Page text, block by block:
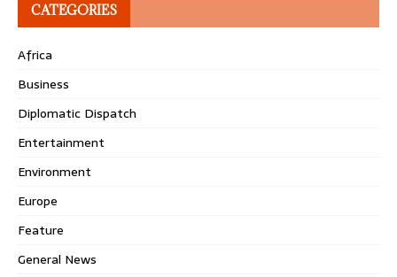
CATEGORIES
Africa
Business
Diplomatic Dispatch
Entertainment
Environment
Europe
Feature
General News